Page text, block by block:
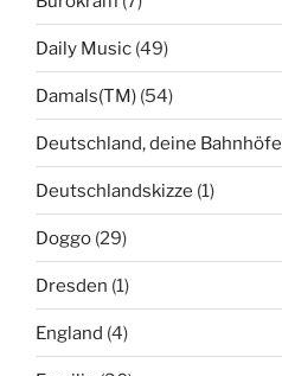
Daily Music (49)
Damals(TM) (54)
Deutschland, deine Bahnhöfe
Deutschlandskizze (1)
Doggo (29)
Dresden (1)
England (4)